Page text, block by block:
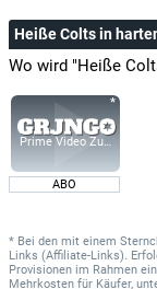
Heiße Colts in
Wo wird "Heiße
Prime Video Zusatz-
ABO
* Bei den mit einem
Links (Affiliate-Links).
Provisionen im Rahmen
Mehrkosten für Käufer,